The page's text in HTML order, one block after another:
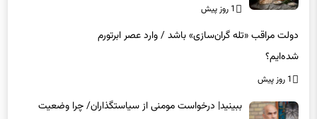
1 روز پیش
دولت مراقب «تله گران‌سازی» باشد / وارد عصر ابرتورم
شده‌ایم؟
1 روز پیش
ببینید| درخواست مومنی از سیاستگذاران/ چرا وضعیت